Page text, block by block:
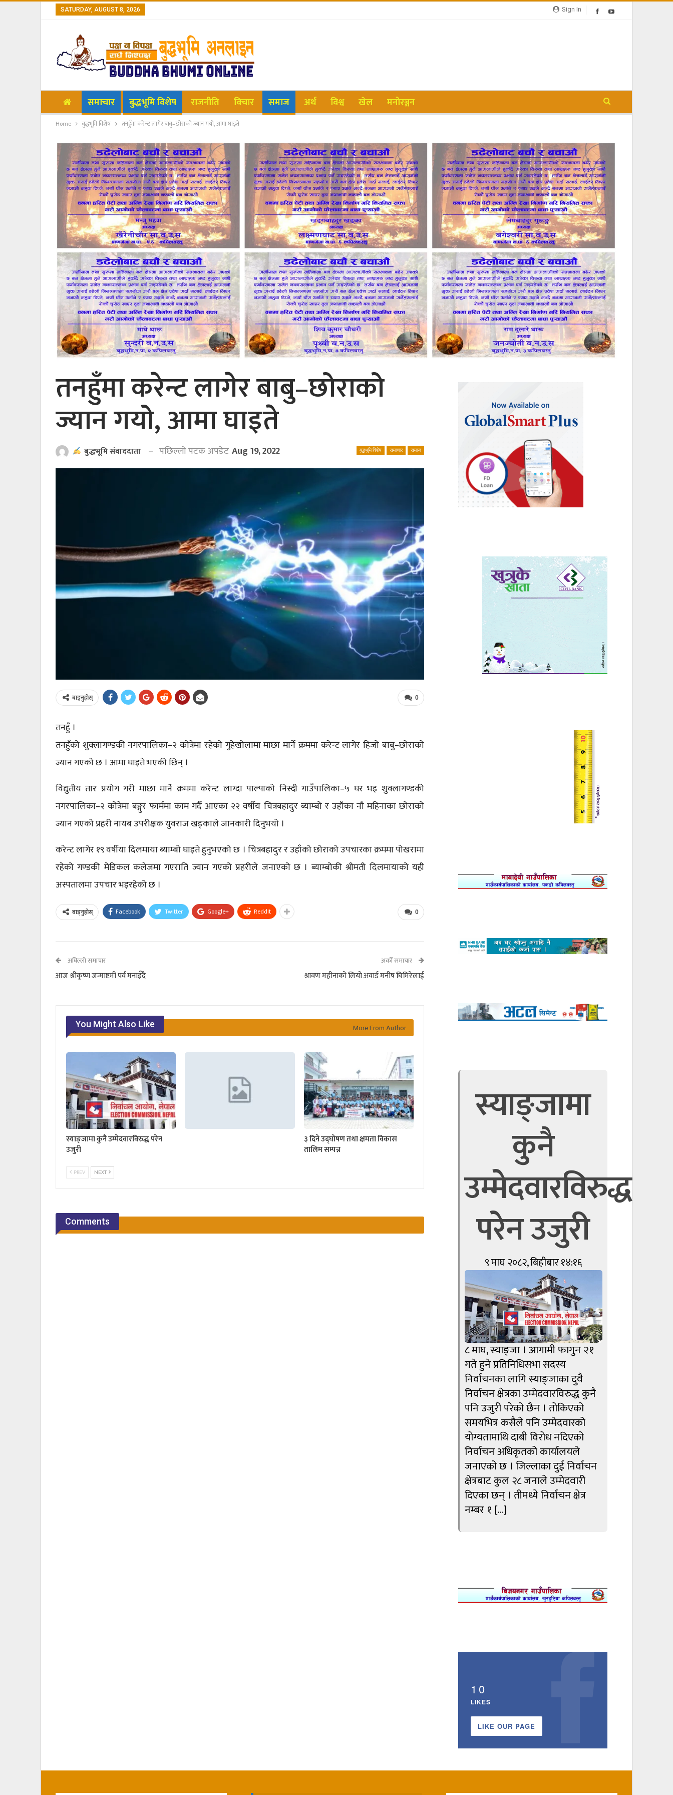
Sign In
SATURDAY, AUGUST 8, 2026
समाचार बुद्धभूमि विशेष राजनीति विचार समाज अर्थ विश्व खेल मनोरञ्जन
Home बुद्धभूमि विशेष तनहुँमा करेन्ट लागेर बाबु–छोराको ज्यान गयो, आमा घाइते
तनहुँमा करेन्ट लागेर बाबु–छोराको
ज्यान गयो, आमा घाइते
बुद्धभूमि विशेष समाचार समाज
बुद्धभूमि संवाददाता पछिल्लो पटक अपडेट Aug 19, 2022
0
बाड्नुहोस्
तनहुँ ।
तनहुँको शुक्लागण्डकी नगरपालिका–२ कोत्रेमा रहेको गुहेखोलामा माछा मार्ने क्रममा करेन्ट लागेर हिजो बाबु–छोराको
ज्यान गएको छ । आमा घाइते भएकी छिन् ।
विद्युतीय तार प्रयोग गरी माछा मार्ने क्रममा करेन्ट लाग्दा पाल्पाको निस्दी गाउँपालिका–५ घर भइ शुक्लागण्डकी
नगरपालिका–२ कोत्रेमा बङ्गुर फार्ममा काम गर्दै आएका २२ वर्षीय चित्रबहादुर ब्याम्बो र उहाँका नौ महिनाका छोराको
ज्यान गएको प्रहरी नायब उपरीक्षक युवराज खड्काले जानकारी दिनुभयो ।
करेन्ट लागेर १९ वर्षीया दिलमाया ब्याम्बो घाइते हुनुभएको छ । चित्रबहादुर र उहाँको छोराको उपचारका क्रममा पोखरामा
रहेको गण्डकी मेडिकल कलेजमा गएराति ज्यान गएको प्रहरीले जनाएको छ । ब्याम्बोकी श्रीमती दिलमायाको यही
अस्पतालमा उपचार भइरहेको छ ।
0
बाड्नुहोस् Facebook Twitter Google+ ReddIt
अघिल्लो समाचार
आज श्रीकृष्ण जन्माष्टमी पर्व मनाइँदै
अर्को समाचार
श्रावण महीनाको लियो अवार्ड मनीष घिमिरेलाई
You Might Also Like More From Author
स्याङ्जामा कुनै उम्मेदवारविरुद्ध परेन
उजुरी
३ दिने उद्घोषण तथा क्षमता विकास
तालिम सम्पन्न
PREV NEXT
Comments
स्याङ्जामा
कुनै
उम्मेदवारविरुद्ध
परेन उजुरी
९ माघ २०८२, बिहीबार १४:१६
८ माघ, स्याङ्जा । आगामी फागुन २१
गते हुने प्रतिनिधिसभा सदस्य
निर्वाचनका लागि स्याङ्जाका दुवै
निर्वाचन क्षेत्रका उम्मेदवारविरुद्ध कुनै
पनि उजुरी परेको छैन । तोकिएको
समयभित्र कसैले पनि उम्मेदवारको
योग्यतामाथि दाबी विरोध नदिएको
निर्वाचन अधिकृतको कार्यालयले
जनाएको छ । जिल्लाका दुई निर्वाचन
क्षेत्रबाट कुल २८ जनाले उम्मेदवारी
दिएका छन् । तीमध्ये निर्वाचन क्षेत्र
नम्बर १ […]
10
LIKES
LIKE OUR PAGE